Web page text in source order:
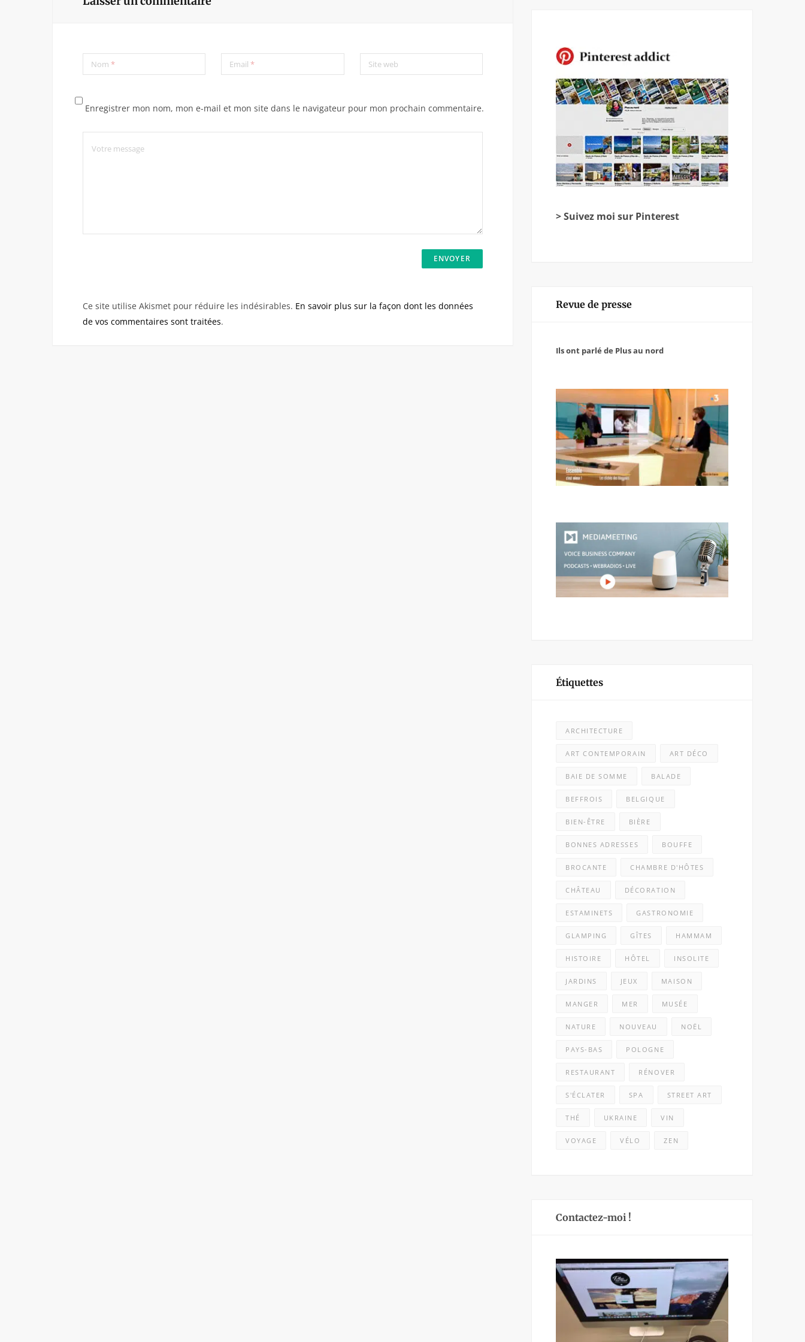
Nom * Email* Site web
Enregistrer mon nom, mon e-mail et mon site dans le navigateur pour mon prochain commentaire.
Ce site utilise Akismet pour réduire les indésirables. En savoir plus sur la façon dont les données
de vos commentaires sont traitées.
> Suivez moi sur Pinterest
Revue de presse
Ils ont parlé de Plus au nord
Étiquettes
ARCHITECTURE
ART CONTEMPORAIN ART DÉCO
BAIE DE SOMME BALADE
BEFFROIS BELGIQUE
BIEN-ÊTRE BIÈRE
BONNES ADRESSES BOUFFE
BROCANTE CHAMBRE D'HÔTES
CHÂTEAU DÉCORATION
ESTAMINETS GASTRONOMIE
GLAMPING GÎTES HAMMAM
HISTOIRE HÔTEL INSOLITE
JARDINS JEUX MAISON
MANGER MER MUSÉE
NATURE NOUVEAU NOËL
PAYS-BAS POLOGNE
RESTAURANT RÉNOVER
S'ÉCLATER SPA STREET ART
THÉ UKRAINE VIN
VOYAGE VÉLO ZEN
Contactez-moi !